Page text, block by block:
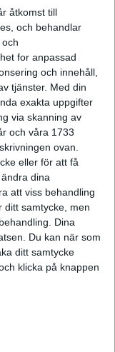
åtkomst till
och behandlar
for anpassad
och innehåll,
tjänster. Med din
exakta uppgifter
via skanning av
och våra 1733
ovan.
eller för att få
dina
att viss behandling
ditt samtycke, men
Dina
Du kan när som
ditt samtycke
klicka på knappen